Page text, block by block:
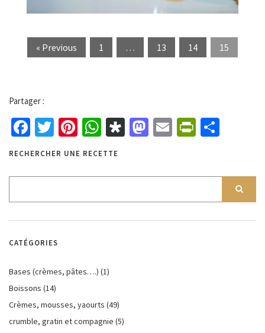
« Previous 1 … 13 14 15
Partager :
Facebook
Twitter
Pinterest
WhatsApp
Diaspora
Mastodon
Email
RECHERCHER UNE RECETTE
CATÉGORIES
Bases (crèmes, pâtes….) (1)
Boissons (14)
Crèmes, mousses, yaourts (49)
crumble, gratin et compagnie (5)